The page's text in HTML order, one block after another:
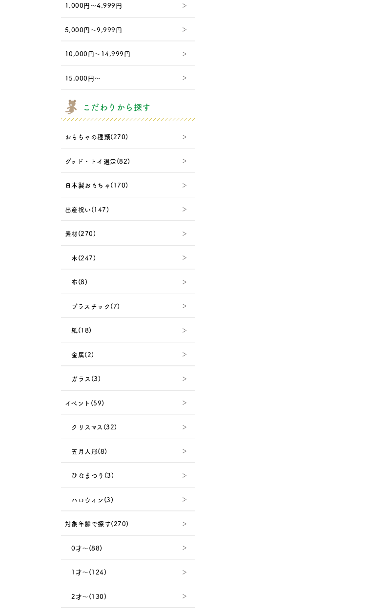
1,000円～4,999円
5,000円～9,999円
10,000円～14,999円
15,000円～
こだわりから探す
おもちゃの種類(270)
グッド・トイ選定(82)
日本製おもちゃ(170)
出産祝い(147)
素材(270)
木(247)
布(8)
プラスチック(7)
紙(18)
金属(2)
ガラス(3)
イベント(59)
クリスマス(32)
五月人形(8)
ひなまつり(3)
ハロウィン(3)
対象年齢で探す(270)
0才～(88)
1才～(124)
2才～(130)